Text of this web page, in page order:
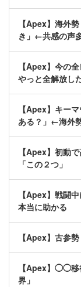
【Apex】海外
き」←共感の声
【Apex】今の
やっと全解放し
【Apex】キー
ある？」←海外
【Apex】初動
「この２つ」
【Apex】戦闘
本当に助かる
【Apex】古参
【Apex】◯◯移
界」